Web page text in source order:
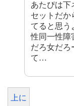
あたぴは下
セットだか
てると思う
性同一性障
だろ女だろ
て…
上に